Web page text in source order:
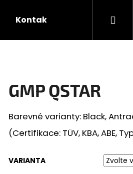
Kontakty
GMP QSTAR
Barevné varianty: Black,
(Certifikace: TÜV, KBA, ABE,
VARIANTA